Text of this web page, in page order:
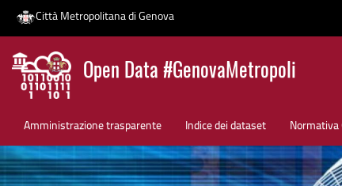
Salta
contenuto
Città Metropolitana di Genova
Open Data #GenovaMetropoli
Amministrazione trasparente Indice dei dataset Normativa
News